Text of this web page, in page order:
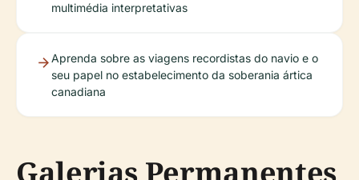
multimédia interpretativas
Aprenda sobre as viagens recordistas do navio e o
seu papel no estabelecimento da soberania ártica
canadiana